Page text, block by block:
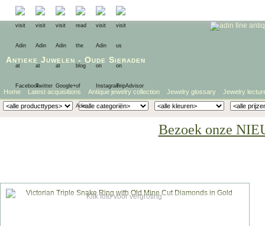
Antieke Juwelen - Oude Sieraden
Home Latest acquisitions Antique jewelry collection Jewelry glossary Jewelry
Bezoek onze
Klik foto voor vergroting